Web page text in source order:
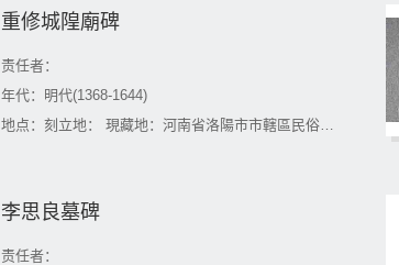
重修城隍廟碑
责任者：
年代：明代(1368-1644)
地点：刻立地： 現藏地：河南省洛陽市市轄區民俗博物館
李思良墓碑
责任者：